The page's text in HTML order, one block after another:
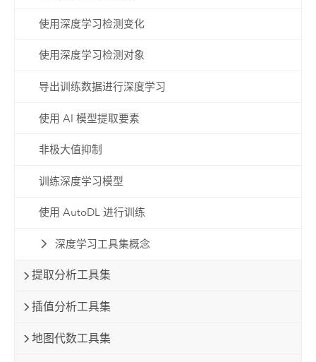
使用深度学习检测变化
使用深度学习检测对象
导出训练数据进行深度学习
使用 AI 模型提取要素
非极大值抑制
训练深度学习模型
使用 AutoDL 进行训练
深度学习工具集概念
提取分析工具集
插值分析工具集
地图代数工具集